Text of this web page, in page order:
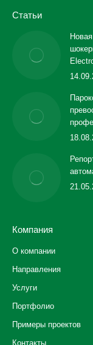
Статьи
Компания
О компании
Направления
Услуги
Портфолио
Примеры проектов
Контакты